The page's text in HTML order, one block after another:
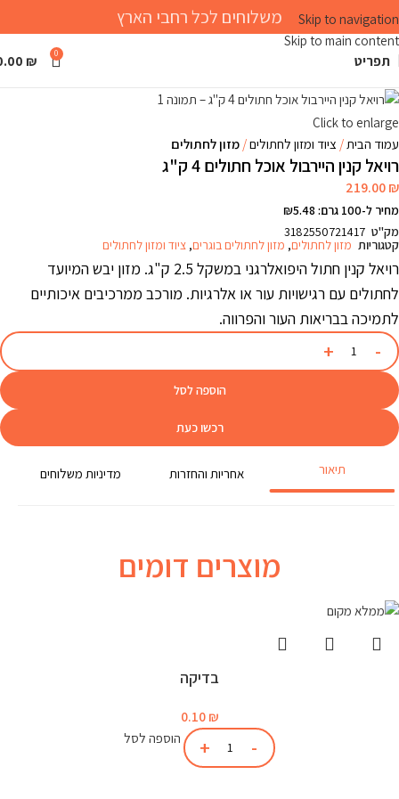
Skip to navigation
Skip to main content
משלוחים לכל רחבי הארץ
תפריט 0
₪
Click to enlarge
עמוד הבית
ציוד ומזון לחתולים מזון לחתולים
רויאל קנין היירבול אוכל חתולים 4 ק"ג
219.00₪
מחיר ל-100 גרם: ₪5.48
מק"ט 3182550721417
קטגוריות מזון לחתולים, מזון לחתולים בוגרים, ציוד ומזון לחתולים
רויאל קנין חתול היפואלרגני במשקל 2.5 ק"ג. מזון יבש המיועד
לחתולים עם רגישויות עור או אלרגיות. מורכב ממרכיבים איכותיים
לתמיכה בבריאות העור והפרווה.
הוספה לסל
רכשו כעת
תיאור אחריות והחזרות מדיניות משלוחים
מוצרים דומים
בדיקה
0.10 ₪
הוספה לסל